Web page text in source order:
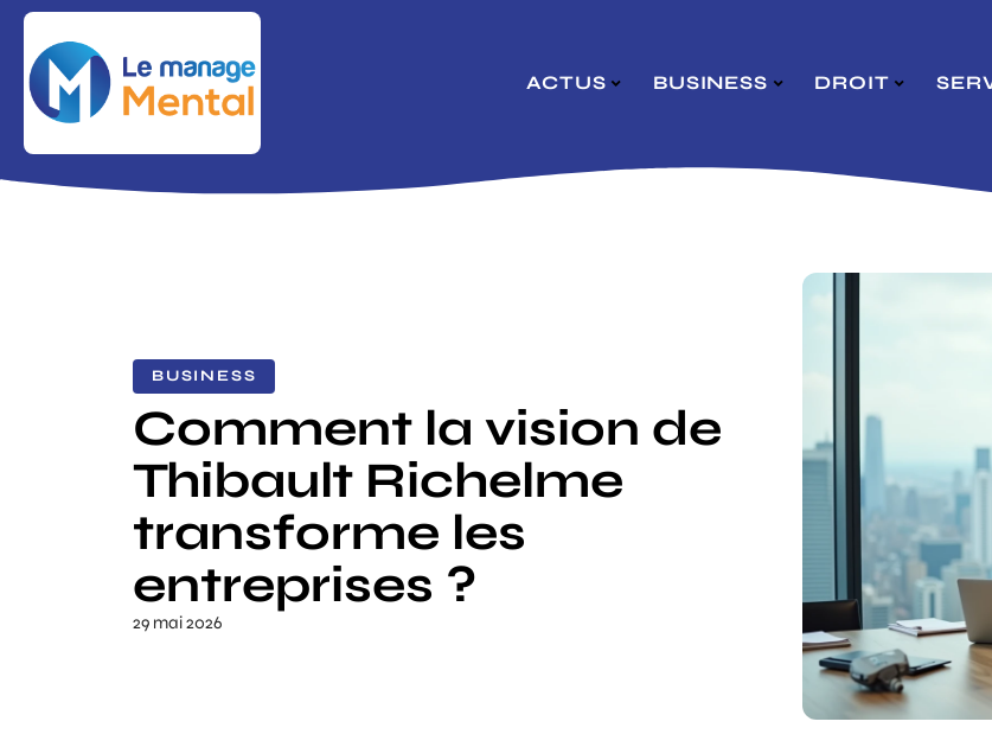
ACTUS BUSINESS DROIT
BUSINESS
Comment la vision de
Thibault Richelme
transforme les
entreprises ?
29 mai 2026